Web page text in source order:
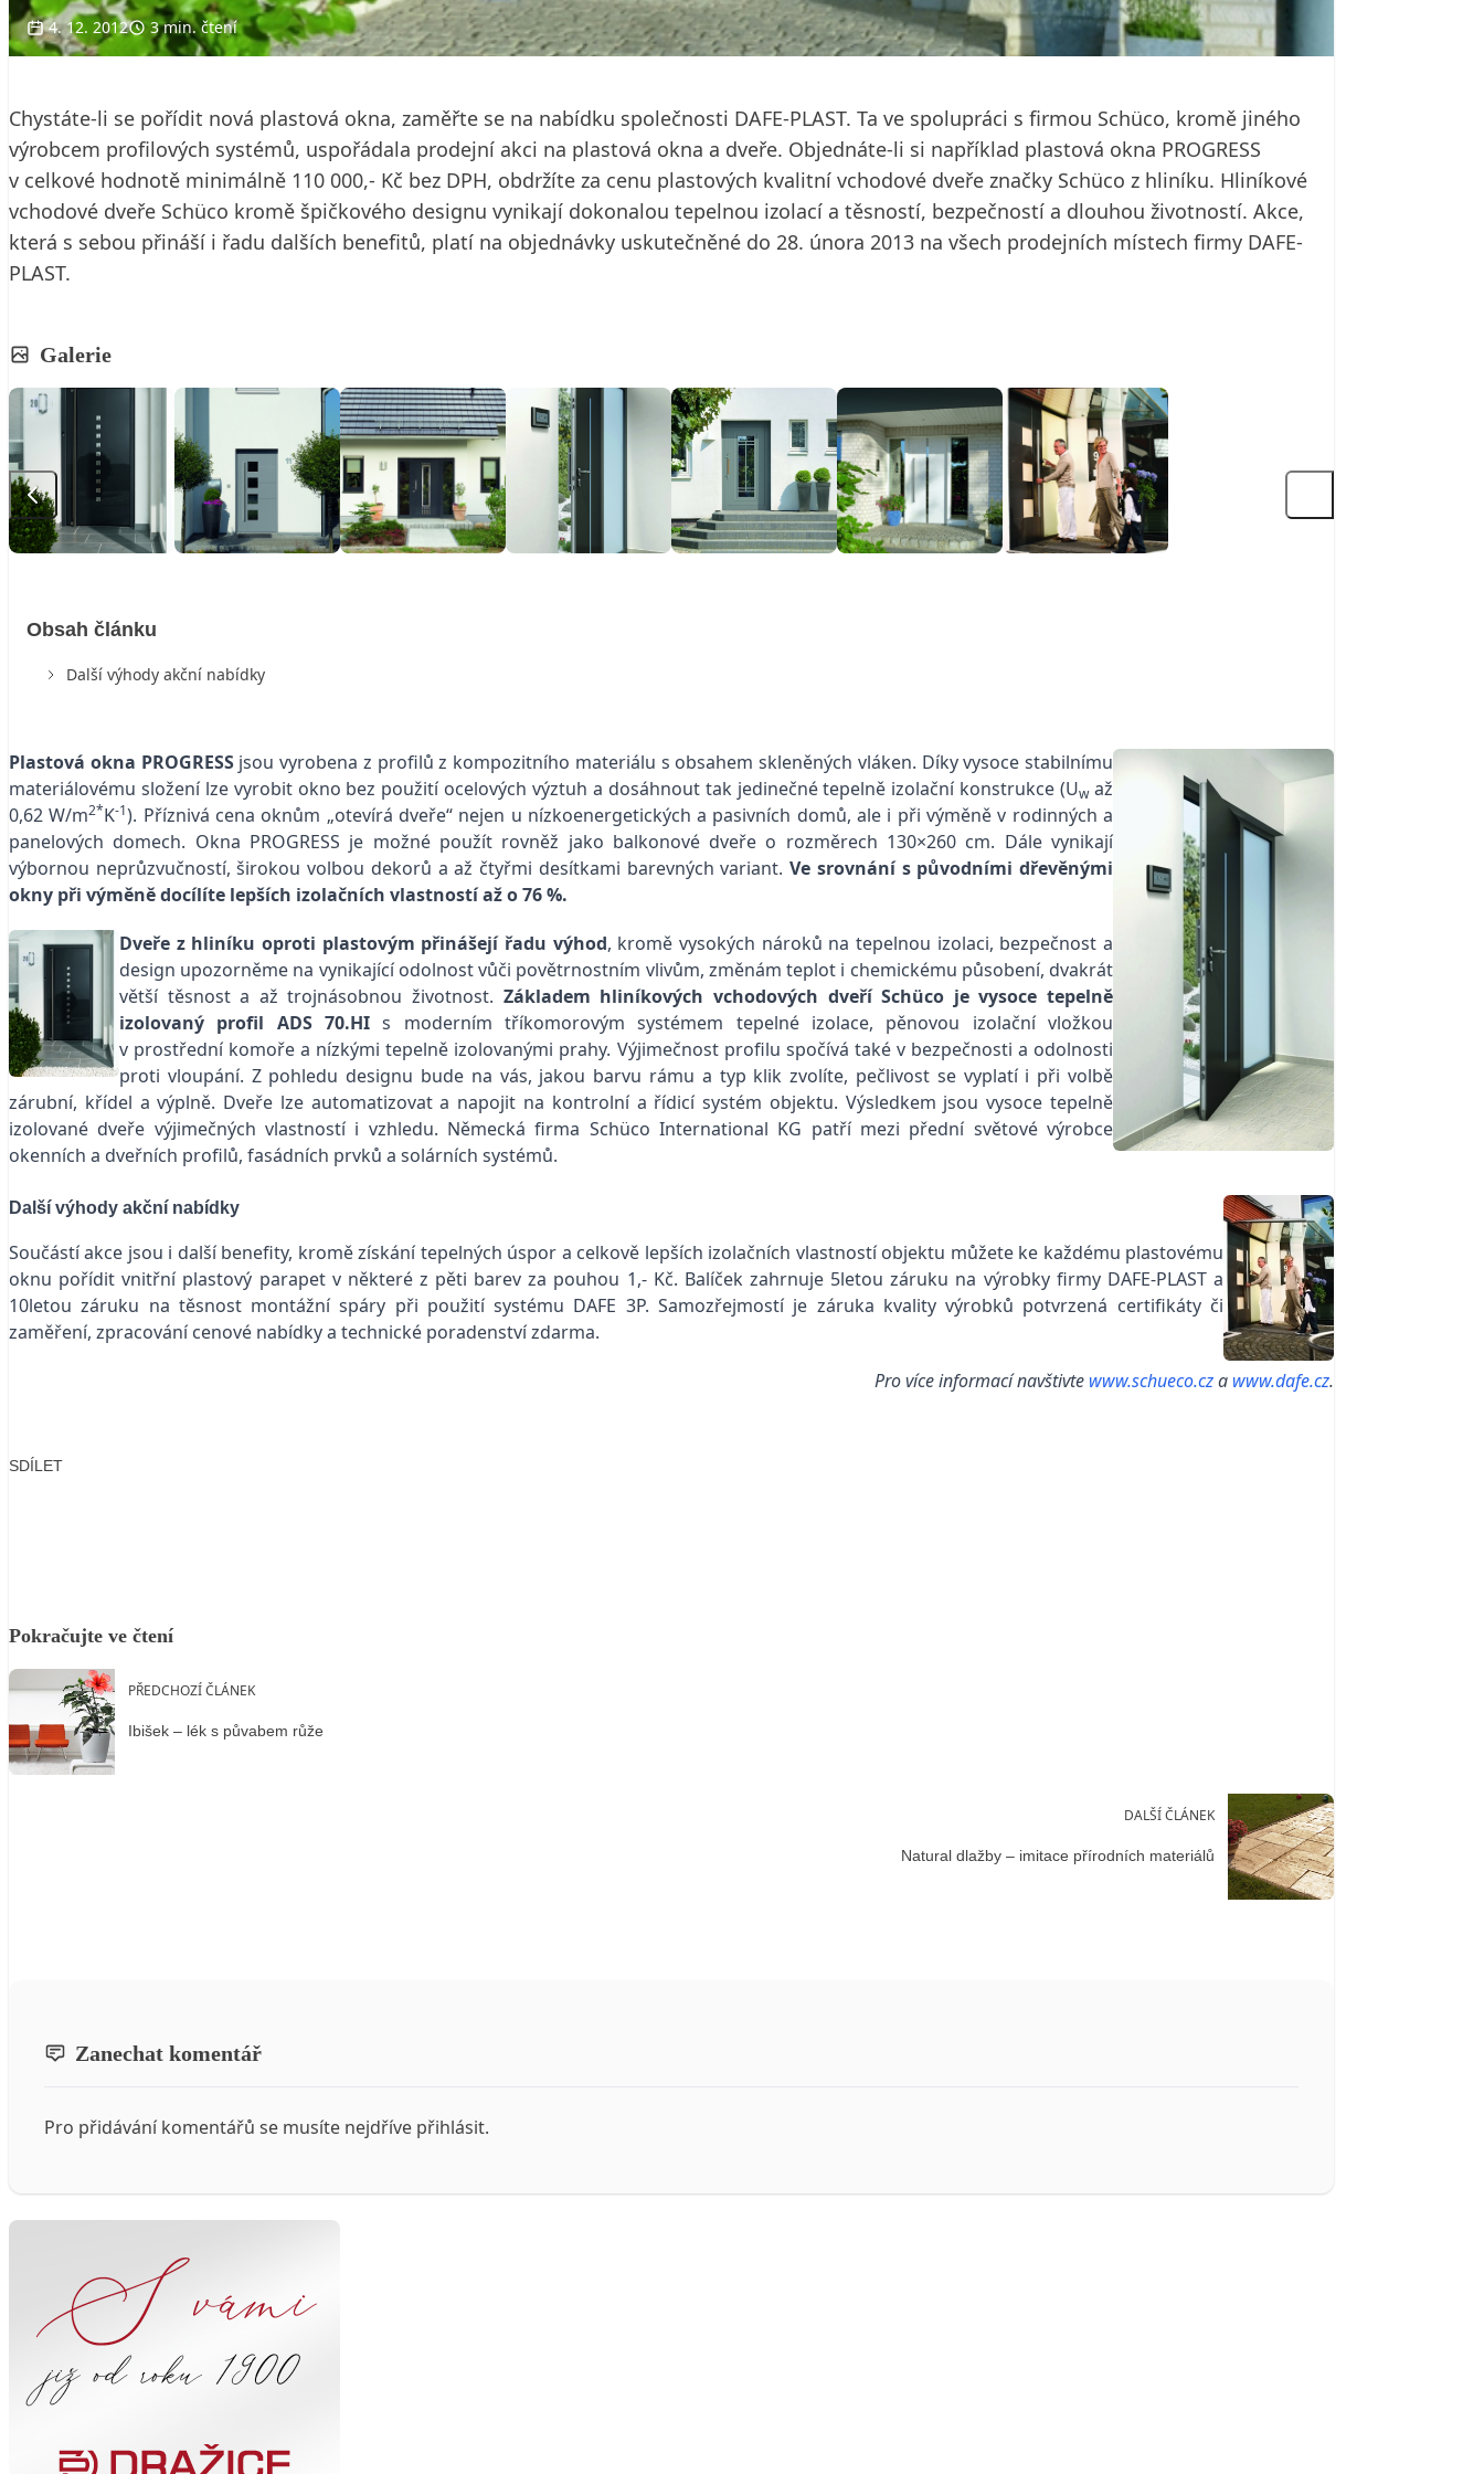
4. 12. 2012 3 min. čtení
Chystáte-li se pořídit nová plastová okna, zaměřte se na nabídku společnosti DAFE-PLAST. Ta ve spolupráci s firmou Schüco, kromě jiného
výrobcem profilových systémů, uspořádala prodejní akci na plastová okna a dveře. Objednáte-li si například plastová okna PROGRESS
v celkové hodnotě minimálně 110 000,- Kč bez DPH, obdržíte za cenu plastových kvalitní vchodové dveře značky Schüco z hliníku. Hliníkové
vchodové dveře Schüco kromě špičkového designu vynikají dokonalou tepelnou izolací a těsností, bezpečností a dlouhou životností. Akce,
která s sebou přináší i řadu dalších benefitů, platí na objednávky uskutečněné do 28. února 2013 na všech prodejních místech firmy DAFE-
PLAST.
Galerie
Obsah článku
Další výhody akční nabídky
Plastová okna PROGRESSjsou vyrobena z profilů z kompozitního materiálu s obsahem skleněných vláken. Díky vysoce stabilnímu
materiálovému složení lze vyrobit okno bez použití ocelových výztuh a dosáhnout tak jedinečné tepelně izolační konstrukce (Uwaž
0,62 W/m2*K-1). Příznivá cena oknům „otevírá dveře“ nejen u nízkoenergetických a pasivních domů, ale i při výměně v rodinných a
panelových domech. Okna PROGRESS je možné použít rovněž jako balkonové dveře o rozměrech 130×260 cm. Dále vynikají
výbornou neprůzvučností, širokou volbou dekorů a až čtyřmi desítkami barevných variant.Ve srovnání s původními dřevěnými
okny při výměně docílíte lepších izolačních vlastností až o 76 %.
Dveře z hliníku oproti plastovým přinášejí řadu výhod, kromě vysokých nároků na tepelnou izolaci, bezpečnost a
design upozorněme na vynikající odolnost vůči povětrnostním vlivům, změnám teplot i chemickému působení, dvakrát
větší těsnost a až trojnásobnou životnost. Základem hliníkových vchodových dveří Schüco je vysoce tepelně
izolovaný profil ADS 70.HIs moderním tříkomorovým systémem tepelné izolace, pěnovou izolační vložkou
v prostřední komoře a nízkými tepelně izolovanými prahy. Výjimečnost profilu spočívá také v bezpečnosti a odolnosti
proti vloupání. Z pohledu designu bude na vás, jakou barvu rámu a typ klik zvolíte, pečlivost se vyplatí i při volbě
zárubní, křídel a výplně. Dveře lze automatizovat a napojit na kontrolní a řídicí systém objektu. Výsledkem jsou vysoce tepelně
izolované dveře výjimečných vlastností i vzhledu. Německá firma Schüco International KG patří mezi přední světové výrobce
okenních a dveřních profilů, fasádních prvků a solárních systémů.
Další výhody akční nabídky
Součástí akce jsou i další benefity, kromě získání tepelných úspor a celkově lepších izolačních vlastností objektu můžete ke každému plastovému
oknu pořídit vnitřní plastový parapet v některé z pěti barev za pouhou 1,- Kč. Balíček zahrnuje 5letou záruku na výrobky firmy DAFE-PLAST a
10letou záruku na těsnost montážní spáry při použití systému DAFE 3P. Samozřejmostí je záruka kvality výrobků potvrzená certifikáty či
zaměření, zpracování cenové nabídky a technické poradenství zdarma.
Pro více informací navštivte www.schueco.cza www.dafe.cz.
SDÍLET
Pokračujte ve čtení
PŘEDCHOZÍ ČLÁNEK
Ibišek – lék s půvabem růže
DALŠÍ ČLÁNEK
Natural dlažby – imitace přírodních materiálů
Zanechat komentář
Pro přidávání komentářů se musíte nejdříve přihlásit.